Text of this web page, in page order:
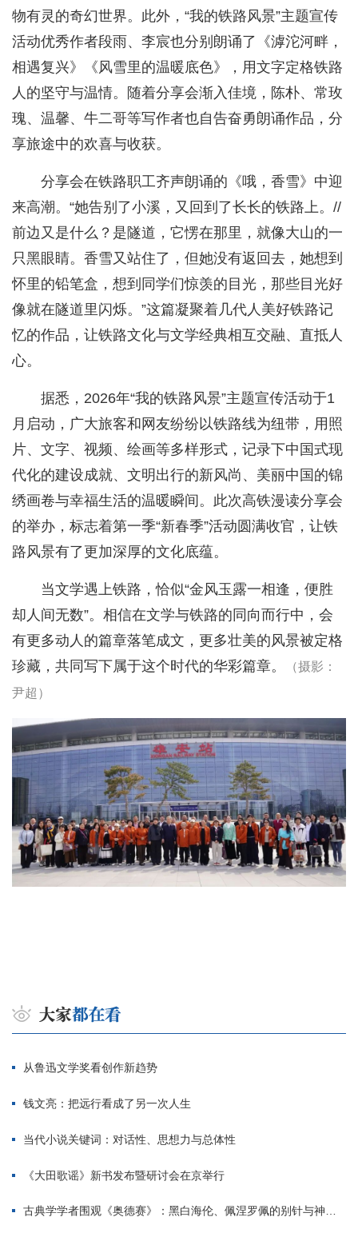
物有灵的奇幻世界。此外，“我的铁路风景”主题宣传
活动优秀作者段雨、李宸也分别朗诵了《滹沱河畔，
相遇复兴》《风雪里的温暖底色》，用文字定格铁路
人的坚守与温情。随着分享会渐入佳境，陈朴、常玫
瑰、温馨、牛二哥等写作者也自告奋勇朗诵作品，分
享旅途中的欢喜与收获。
分享会在铁路职工齐声朗诵的《哦，香雪》中迎
来高潮。“她告别了小溪，又回到了长长的铁路上。//
前边又是什么？是隧道，它愣在那里，就像大山的一
只黑眼睛。香雪又站住了，但她没有返回去，她想到
怀里的铅笔盒，想到同学们惊羡的目光，那些目光好
像就在隧道里闪烁。”这篇凝聚着几代人美好铁路记
忆的作品，让铁路文化与文学经典相互交融、直抵人
心。
据悉，2026年“我的铁路风景”主题宣传活动于1
月启动，广大旅客和网友纷纷以铁路线为纽带，用照
片、文字、视频、绘画等多样形式，记录下中国式现
代化的建设成就、文明出行的新风尚、美丽中国的锦
绣画卷与幸福生活的温暖瞬间。此次高铁漫读分享会
的举办，标志着第一季“新春季”活动圆满收官，让铁
路风景有了更加深厚的文化底蕴。
当文学遇上铁路，恰似“金风玉露一相逢，便胜
却人间无数”。相信在文学与铁路的同向而行中，会
有更多动人的篇章落笔成文，更多壮美的风景被定格
珍藏，共同写下属于这个时代的华彩篇章。
（摄影：
尹超）
从鲁迅文学奖看创作新趋势
钱文亮：把远行看成了另一次人生
当代小说关键词：对话性、思想力与总体性
《大田歌谣》新书发布暨研讨会在京举行
古典学学者围观《奥德赛》：黑白海伦、佩涅罗佩的别针与神秘入侵者